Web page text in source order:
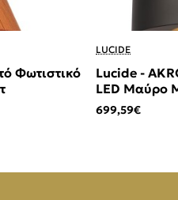
LUCIDE
Lucide -
LED Μαύρο
699,59€